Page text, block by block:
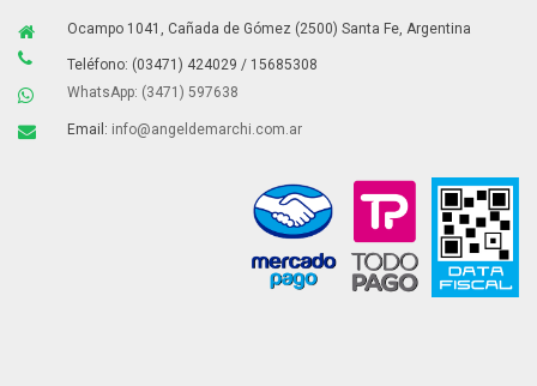
Ocampo 1041, Cañada de Gómez (2500) Santa Fe, Argentina
Teléfono: (03471) 424029 / 15685308
WhatsApp: (3471) 597638
Email: info@angeldemarchi.com.ar